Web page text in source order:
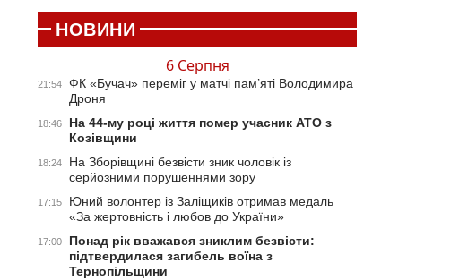
НОВИНИ
6 Серпня
21:54
ФК «Бучач» переміг у матчі пам’яті Володимира
Дроня
18:46
На 44-му році життя помер учасник АТО з
Козівщини
18:24
На Зборівщині безвісти зник чоловік із
серйозними порушеннями зору
17:15
Юний волонтер із Заліщиків отримав медаль
«За жертовність і любов до України»
17:00
Понад рік вважався зниклим безвісти:
підтвердилася загибель воїна з
Тернопільщини